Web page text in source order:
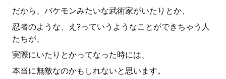
だから、バケモンみたいな武術家がいたりとか、
忍者のような、え?っていうようなことができちゃう人
たちが、
実際にいたりとかってなった時には、
本当に無敵なのかもしれないと思います。